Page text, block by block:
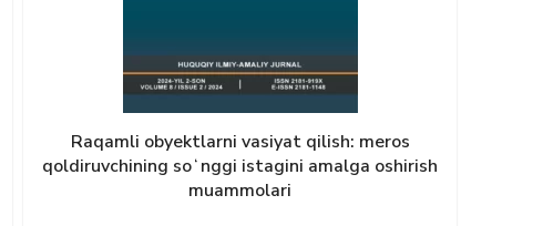
Raqamli obyektlarni vasiyat qilish: meros
qoldiruvchining soʻnggi istagini amalga oshirish
muammolari